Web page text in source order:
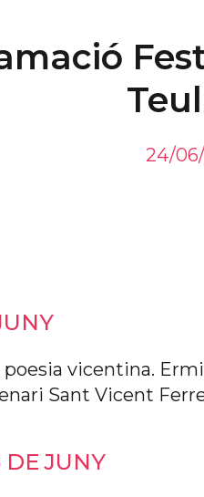
24/
vicentina.
Sant Vicent
DE JUNY